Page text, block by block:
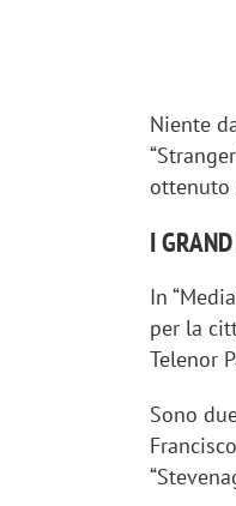
Niente
ottenuto
I
In
per la
Telenor
Sono
un brand food: